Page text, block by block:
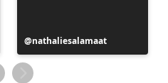
投
稿
者
nathaliesalamaat